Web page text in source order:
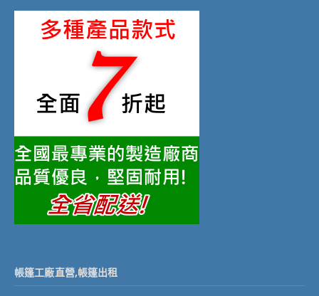
帳篷工廠直營,帳篷出租